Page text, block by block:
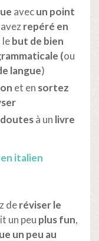
avecun point
repéré en
lebut de bien
(ou
langue)
et en sortez
à un livre
italien
deréviser le
un peu plus fun,
un peu au